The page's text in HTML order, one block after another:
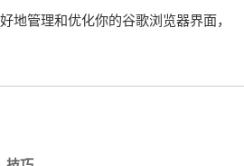
地管理和优化你的谷歌浏览器界面，